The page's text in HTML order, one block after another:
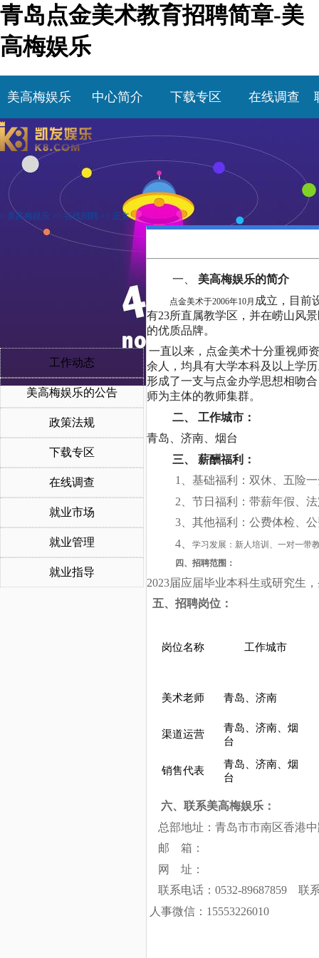
青岛点金美术教育招聘简章-美
高梅娱乐
美高梅娱乐 中心简介 下载专区 在线调查
> 美高梅娱乐 >> 在线招聘 >> 正文
工作动态
美高梅娱乐的公告
政策法规
下载专区
在线调查
就业市场
就业管理
就业指导
一、 美高梅娱乐的简介
点金美术于2006年10月 成立 ， 目前
有23所直属教学区，并在崂山风
的优质品牌。
一直以来，点金美术十分重视师
余人
，均具有大学本科及以上学历
形成了一支与点金办学思想相吻
师为主体的教师集群。
二、 工作城市：
青岛、济南、烟台
三、 薪酬福利：
1
基础福利： 双休、 五险
2
节日福利：带薪年假、
3
其他福利：公费体检、
4
学习发展：新人培训、一对一带
四 、招聘范围 ：
2023届应届毕业本科生或研究生
五、 招聘岗位：
岗位名称 工作城市
美术老师 青岛、济南
渠道运营
青岛、济南、烟
台
销售代表
青岛、济南、烟
台
六、联系美高梅娱乐：
总部地址：青岛市市南区香港
邮 箱：
网 址：
联系电话：0532-89687859
人事微信：15553226010